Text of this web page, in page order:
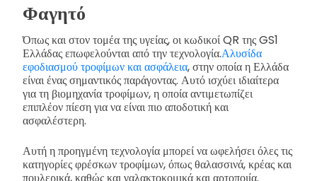
Φαγητό
Όπως και στον τομέα της υγείας, οι κωδικοί QR της GS1
Ελλάδας επωφελούνται από την τεχνολογία.Αλυσίδα
εφοδιασμού τροφίμων και ασφάλεια, στην οποία η Ελλάδα
είναι ένας σημαντικός παράγοντας. Αυτό ισχύει ιδιαίτερα
για τη βιομηχανία τροφίμων, η οποία αντιμετωπίζει
επιπλέον πίεση για να είναι πιο αποδοτική και
ασφαλέστερη.
Αυτή η προηγμένη τεχνολογία μπορεί να ωφελήσει όλες τις
κατηγορίες φρέσκων τροφίμων, όπως θαλασσινά, κρέας και